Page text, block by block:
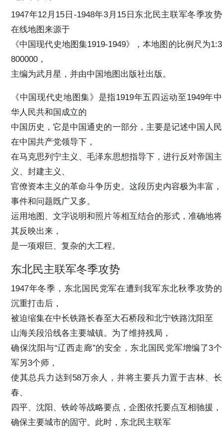
1947年12月15日-1948年3月15日东北民主联军冬季攻势
在线地图来源于
《中国现代史地图集1919-1949》，本地图的比例尺为1:3
800000，
主编为武月星，并由中国地图出版社出版。
《中国现代史地图集》是指1919年五四运动至1949年中
华人民共和国成立的
中国历史，它是中国通史的一部分，主要是记述中国人民
在中国共产党领导下，
在马克思列宁主义、毛泽东思想指导下，进行反对帝国主
义、封建主义、
官僚资本主义的革命斗争历史。这段历史内容极为丰富，
事件和问题既广又多。
运用地图、文字说明和照片等相互结合的形式，准确地将
其反映出来，
是一项艰巨、复杂的大工程。
东北民主联军冬季攻势
1947年冬季，东北国民党军在遭到我军东北秋季攻势的
沉重打击后，
被迫缩集在中长铁路长春至大石桥段和北宁铁路沈阳至
山海关段沿线各主要城镇。为了维持残局，
确保沈阳与“辽西走廊”的安全，东北国民党军增编了3个
军另3个师，
使其总兵力达到58万余人，并将主要兵力置于吉林、长
春、
四平、沈阳、铁岭等战略要点，企图依托要点互相驰援，
确保主要城市的固守。此时，东北民主联军